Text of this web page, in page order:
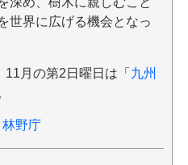
世界に広げる機会となっ
11月の第2日曜日は「 九州
林野庁